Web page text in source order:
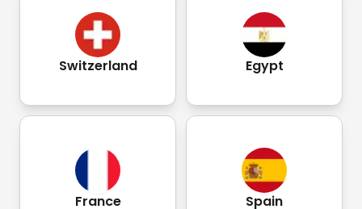
Switzerland Egypt
France Spain